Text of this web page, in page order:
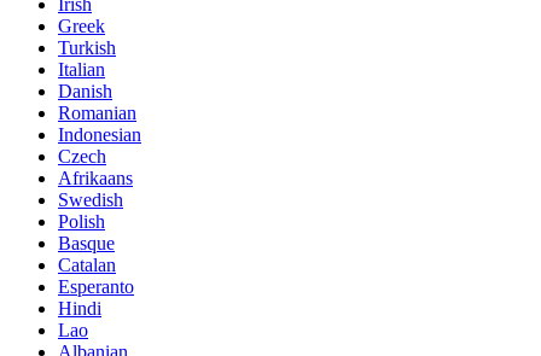
Irish
Greek
Turkish
Italian
Danish
Romanian
Indonesian
Czech
Afrikaans
Swedish
Polish
Basque
Catalan
Esperanto
Hindi
Lao
Albanian